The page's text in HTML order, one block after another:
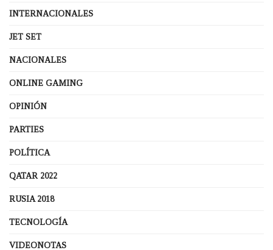
INTERNACIONALES
JET SET
NACIONALES
ONLINE GAMING
OPINIÓN
PARTIES
POLÍTICA
QATAR 2022
RUSIA 2018
TECNOLOGÍA
VIDEONOTAS